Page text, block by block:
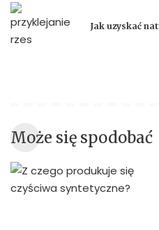
Jak uzyskać
Może się spodobać